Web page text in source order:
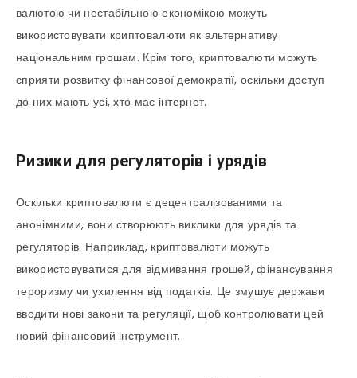
валютою чи нестабільною економікою можуть
використовувати криптовалюти як альтернативу
національним грошам. Крім того, криптовалюти можуть
сприяти розвитку фінансової демократії, оскільки доступ
до них мають усі, хто має інтернет.
Ризики для регуляторів і урядів
Оскільки криптовалюти є децентралізованими та
анонімними, вони створюють виклики для урядів та
регуляторів. Наприклад, криптовалюти можуть
використовуватися для відмивання грошей, фінансування
тероризму чи ухилення від податків. Це змушує держави
вводити нові закони та регуляції, щоб контролювати цей
новий фінансовий інструмент.